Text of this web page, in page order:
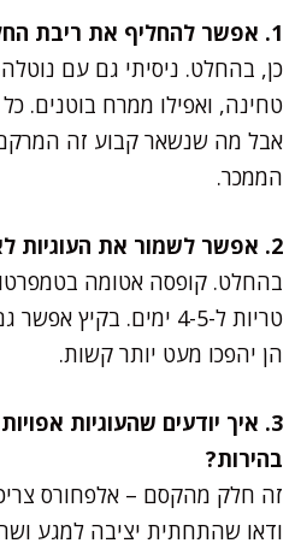
1. אפשר להחליף את ריבת החלב במשהו אחר?
כן, בהחלט. ניסיתי גם עם
טחינה, ואפילו ממרח בוטנים. כל
אבל מה שנשאר קבוע זה המרקם
הממכר.
2. אפשר לשמור את העוגיות לאורך זמן?
בהחלט. קופסה אטומה
טריות ל-4-5 ימים.
הן יהפכו מעט יותר קשות.
3. איך יודעים שהעוגיות
בהירות?
זה חלק מהקסם – אלפחורס
ודאו שהתחתית יציבה למגע